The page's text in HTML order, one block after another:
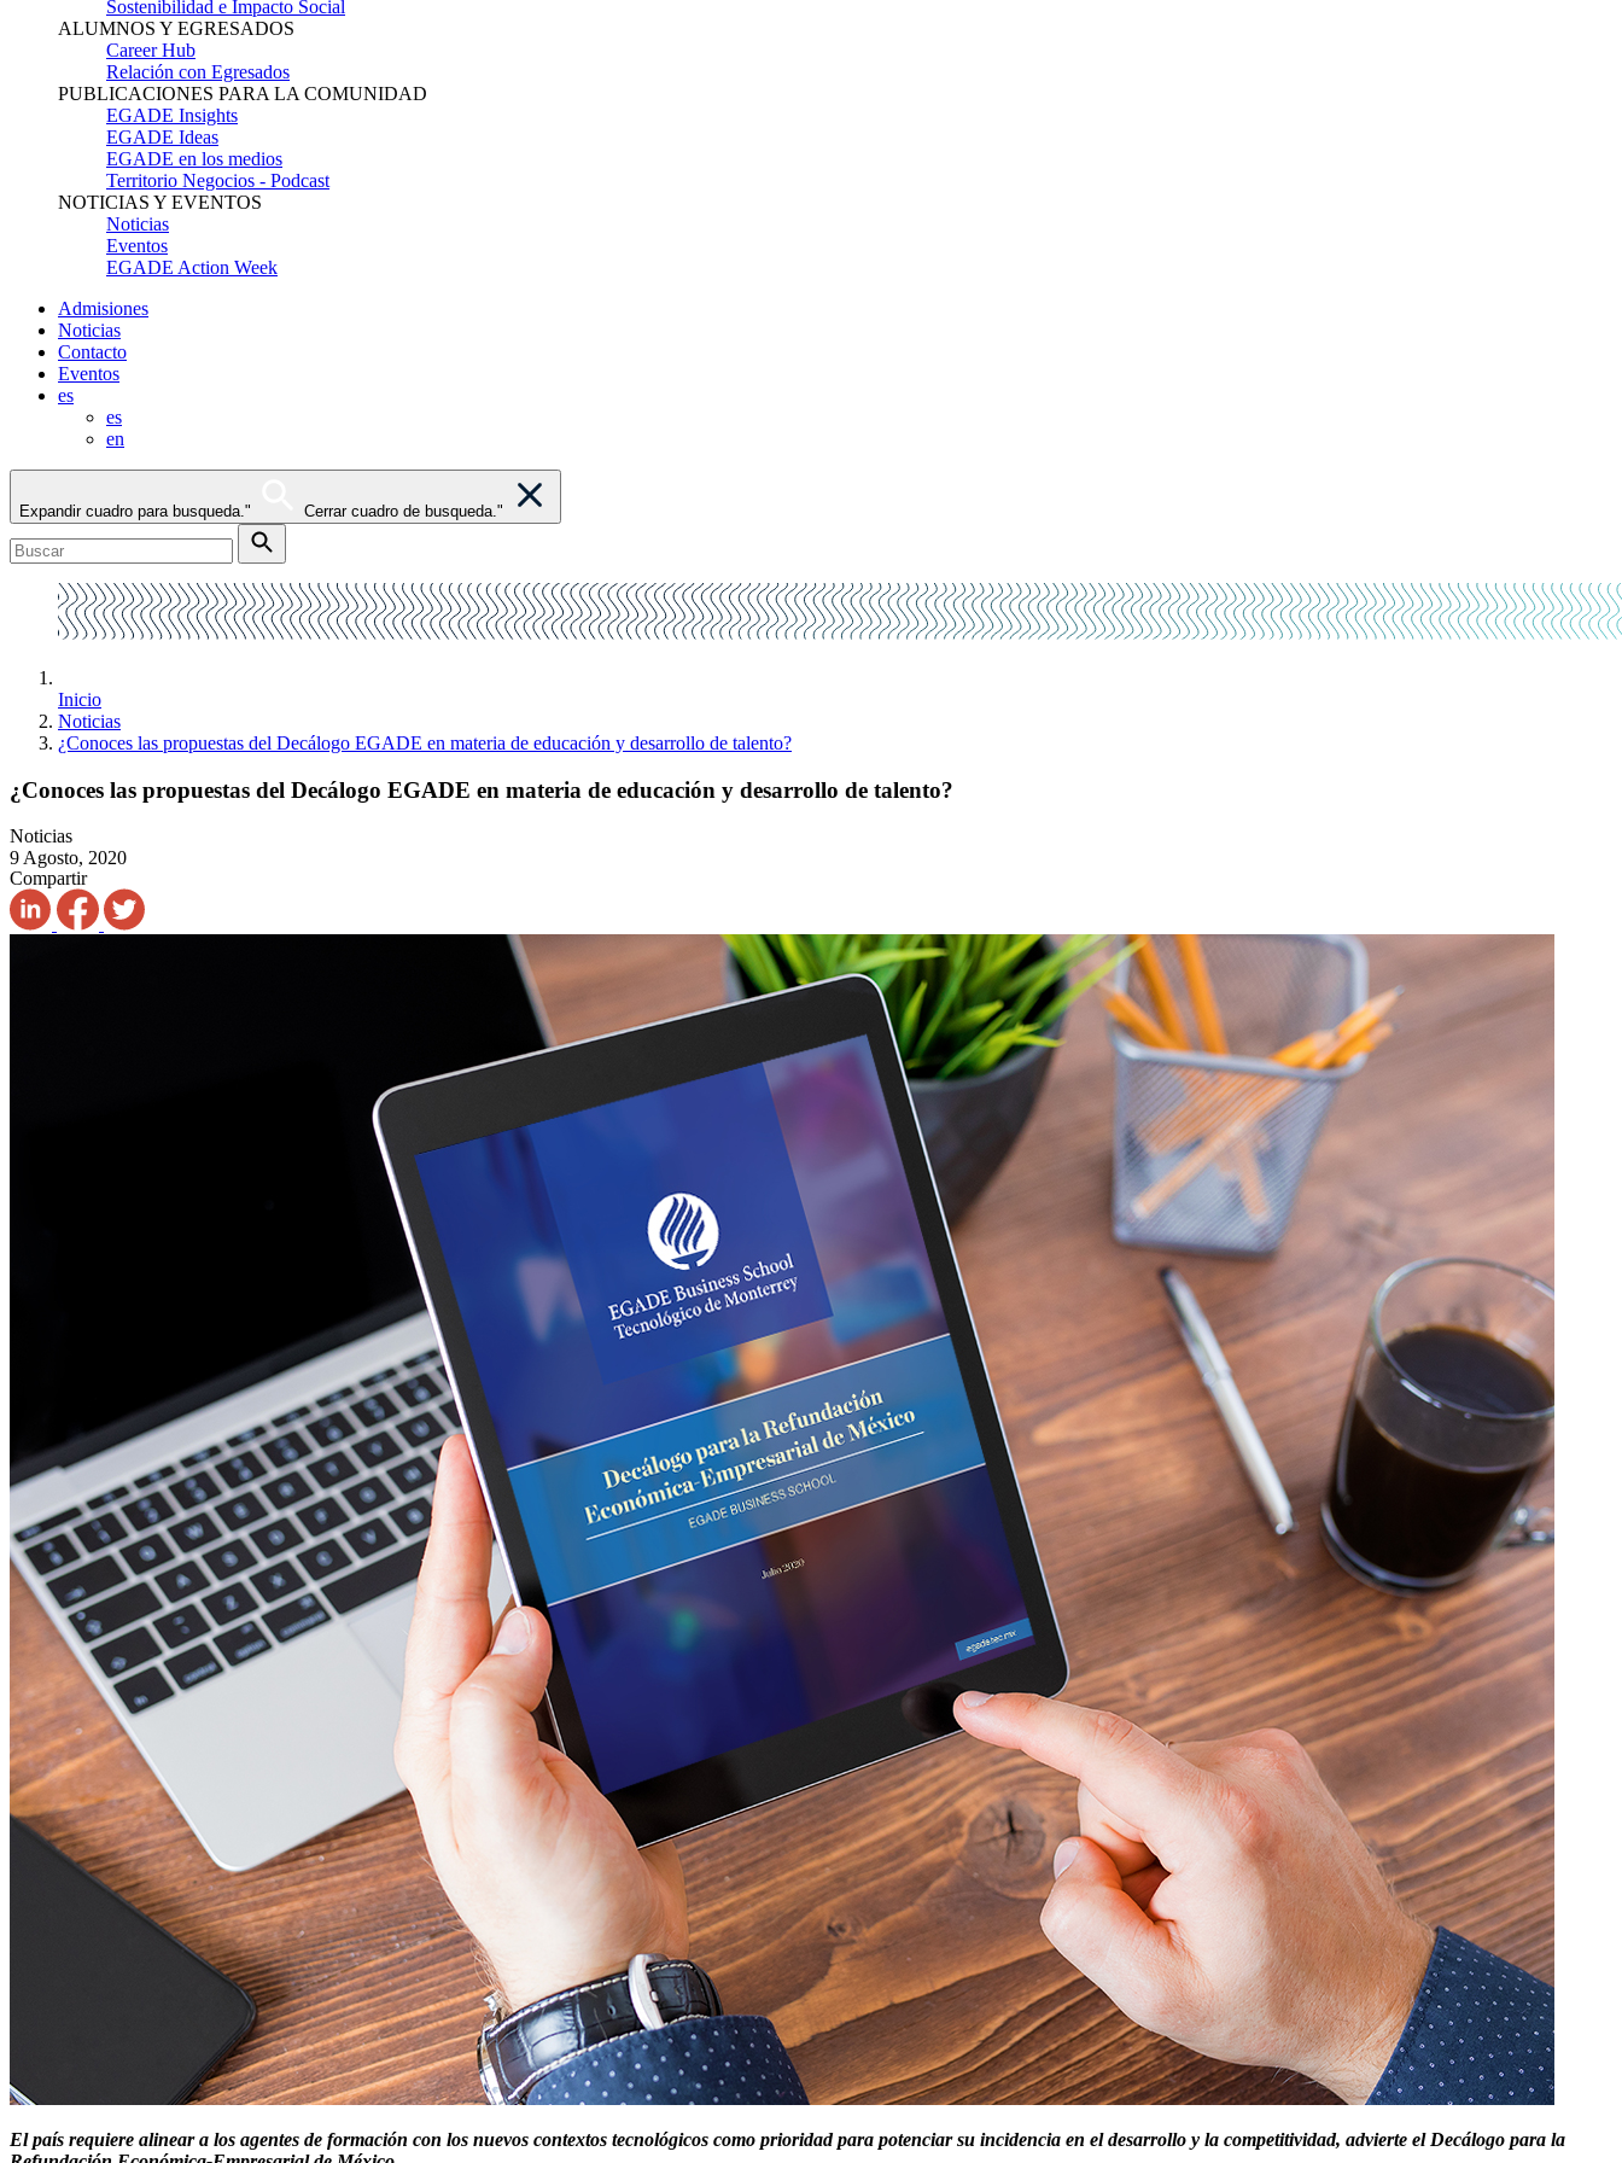
Sostenibilidad e Impacto Social
ALUMNOS Y EGRESADOS
Career Hub
Relación con Egresados
PUBLICACIONES PARA LA COMUNIDAD
EGADE Insights
EGADE Ideas
EGADE en los medios
Territorio Negocios - Podcast
NOTICIAS Y EVENTOS
Noticias
Eventos
EGADE Action Week
Admisiones
Noticias
Contacto
Eventos
es
es
en
Expandir cuadro para busqueda." Cerrar cuadro de busqueda."
Inicio
Noticias
¿Conoces las propuestas del Decálogo EGADE en materia de educación y desarrollo de talento?
¿Conoces las propuestas del Decálogo EGADE en materia de educación y desarrollo de talento?
Noticias
9 Agosto, 2020
Compartir
El país requiere alinear a los agentes de formación con los nuevos contextos tecnológicos como prioridad para potenciar su incidencia en el desarrollo y la competitividad, advierte el Decálogo para la